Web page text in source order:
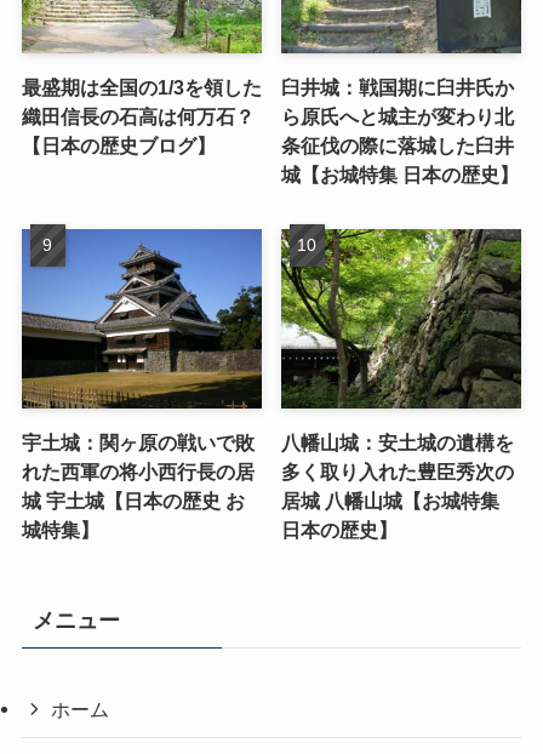
最盛期は全国の1/3を領した
織田信長の石高は何万石？
【日本の歴史ブログ】
臼井城：戦国期に臼井氏か
ら原氏へと城主が変わり北
条征伐の際に落城した臼井
城【お城特集 日本の歴史】
宇土城：関ヶ原の戦いで敗
れた西軍の将小西行長の居
城 宇土城【日本の歴史 お
城特集】
八幡山城：安土城の遺構を
多く取り入れた豊臣秀次の
居城 八幡山城【お城特集
日本の歴史】
メニュー
ホーム